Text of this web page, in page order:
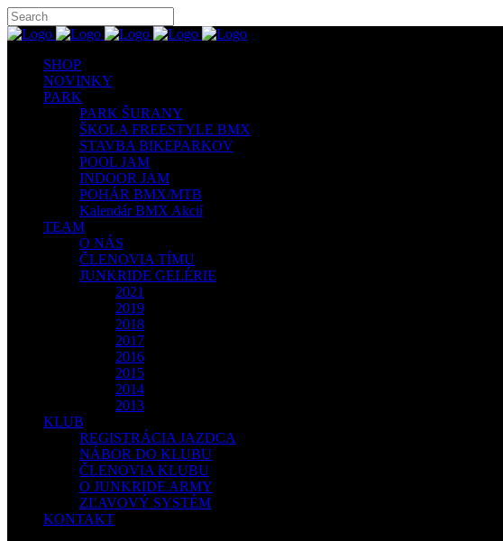
SHOP
NOVINKY
PARK
PARK ŠURANY
ŠKOLA FREESTYLE BMX
STAVBA BIKEPARKOV
POOL JAM
INDOOR JAM
POHÁR BMX/MTB
Kalendár BMX Akcií
TEAM
O NÁS
ČLENOVIA TÍMU
JUNKRIDE GELÉRIE
2021
2019
2018
2017
2016
2015
2014
2013
KLUB
REGISTRÁCIA JAZDCA
NÁBOR DO KLUBU
ČLENOVIA KLUBU
O JUNKRIDE ARMY
ZĽAVOVÝ SYSTÉM
KONTAKT